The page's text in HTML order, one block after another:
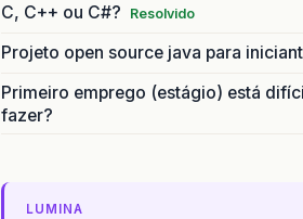
C, C++ ou C#? Resolvido
Projeto open source java para
Primeiro emprego (estágio) está
fazer?
LUMINA